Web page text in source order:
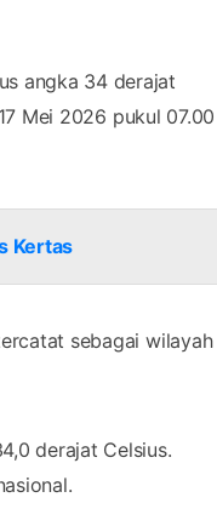
angka 34 derajat
Mei 2026 pukul 07.00
Kertas
sebagai wilayah
derajat Celsius.